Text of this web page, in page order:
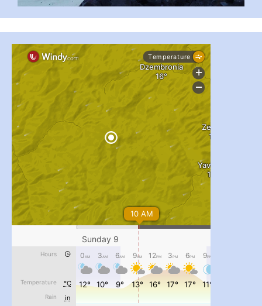
...
pimrec_project
#PipIvanToday...
pimrec_project